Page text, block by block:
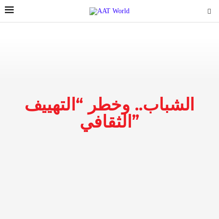
الشباب.. وخطر “التهييف
الثقافي”